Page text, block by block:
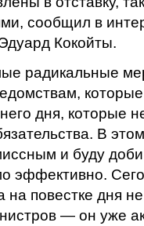
сообщил в
Кокойты.
радикальные
дня, которые
В
и буду
эффективно.
на повестке дня
— он уже